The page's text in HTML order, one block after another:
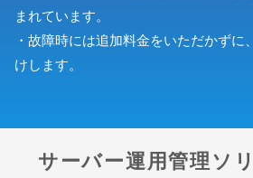
まれています。
・故障時には追加料金をいただかずに
けします。
サーバー運用管理ソ